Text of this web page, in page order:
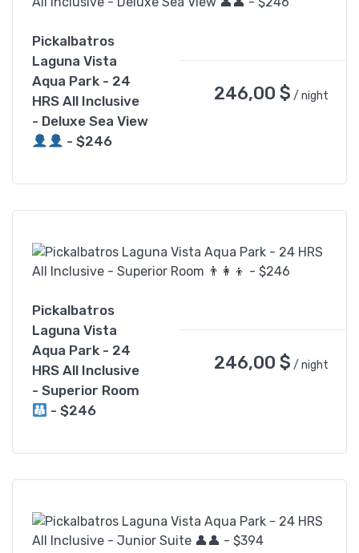
Pickalbatros
Laguna Vista
Aqua Park - 24
HRS All Inclusive
- Deluxe Sea View
- $246
246,00 $ / night
Pickalbatros
Laguna Vista
Aqua Park - 24
HRS All Inclusive
- Superior Room
- $246
246,00 $ / night